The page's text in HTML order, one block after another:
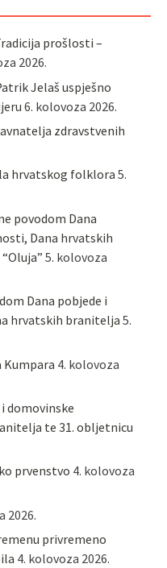
prošlosti –
2026.
Jelaš uspješno
6. kolovoza 2026.
zdravstvenih
hrvatskog folklora 5.
povodom Dana
Dana hrvatskih
5. kolovoza
Dana pobjede i
hrvatskih branitelja 5.
4. kolovoza
domovinske
te 31. obljetnicu
prvenstvo 4. kolovoza
2026.
privremeno
4. kolovoza 2026.